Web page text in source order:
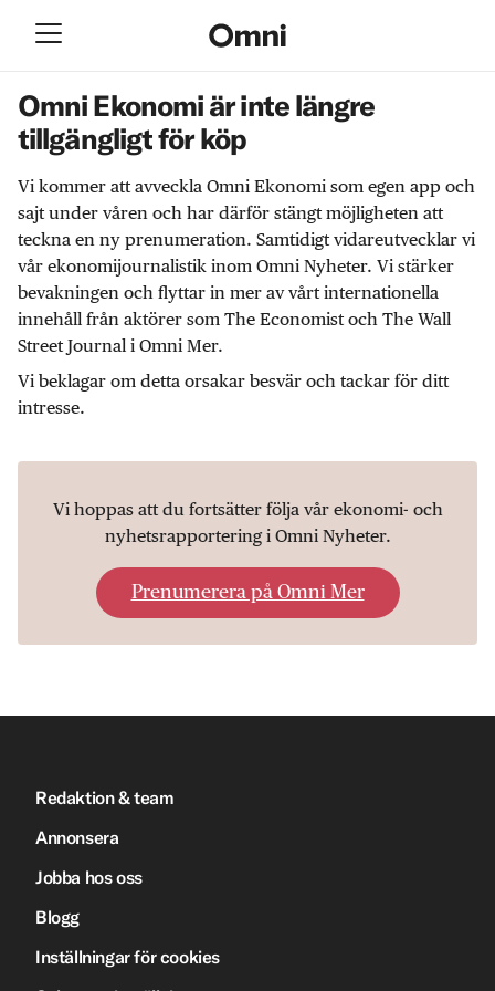
Omni Ekonomi är inte längre
tillgängligt för köp
Vi kommer att avveckla Omni Ekonomi som egen app och
sajt under våren och har därför stängt möjligheten att
teckna en ny prenumeration. Samtidigt vidareutvecklar vi
vår ekonomijournalistik inom Omni Nyheter. Vi stärker
bevakningen och flyttar in mer av vårt internationella
innehåll från aktörer som The Economist och The Wall
Street Journal i Omni Mer.
Vi beklagar om detta orsakar besvär och tackar för ditt
intresse.
Vi hoppas att du fortsätter följa vår ekonomi- och
nyhetsrapportering i Omni Nyheter.
Prenumerera på Omni Mer
Redaktion & team
Annonsera
Jobba hos oss
Blogg
Inställningar för cookies